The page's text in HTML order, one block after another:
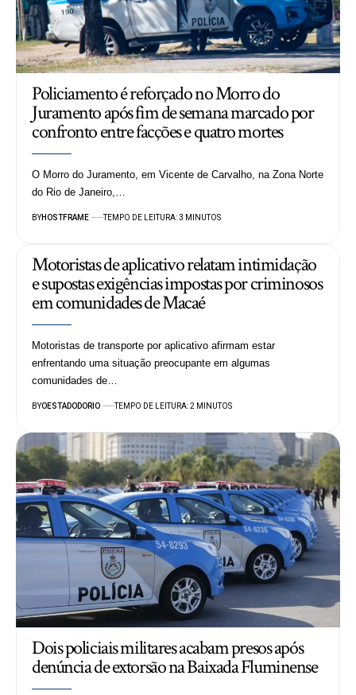
Policiamento é reforçado no Morro do
Juramento após fim de semana marcado por
confronto entre facções e quatro mortes
O Morro do Juramento, em Vicente de Carvalho, na Zona Norte
do Rio de Janeiro,…
BYHOSTFRAME TEMPO DE LEITURA: 3 MINUTOS
Motoristas de aplicativo relatam intimidação
e supostas exigências impostas por criminosos
em comunidades de Macaé
Motoristas de transporte por aplicativo afirmam estar
enfrentando uma situação preocupante em algumas
comunidades de…
BYOESTADODORIO TEMPO DE LEITURA: 2 MINUTOS
Dois policiais militares acabam presos após
denúncia de extorsão na Baixada Fluminense